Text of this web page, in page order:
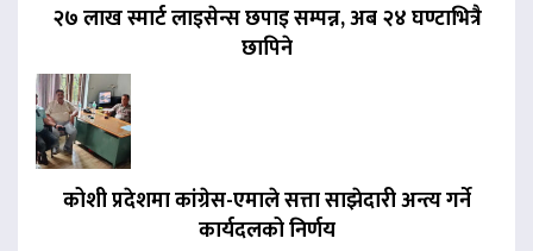
२७ लाख स्मार्ट लाइसेन्स छपाइ सम्पन्न, अब २४ घण्टाभित्रै
छापिने
कोशी प्रदेशमा कांग्रेस-एमाले सत्ता साझेदारी अन्त्य गर्ने
कार्यदलको निर्णय